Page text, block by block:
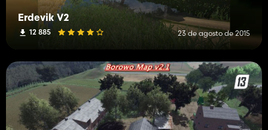
Erdevik V2
12 885 23 de agosto de 2015